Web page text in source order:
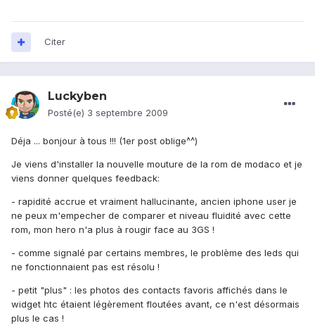
Citer
Luckyben
Posté(e) 3 septembre 2009
Déja ... bonjour à tous !!! (1er post oblige^^)
Je viens d'installer la nouvelle mouture de la rom de modaco et je
viens donner quelques feedback:
- rapidité accrue et vraiment hallucinante, ancien iphone user je
ne peux m'empecher de comparer et niveau fluidité avec cette
rom, mon hero n'a plus à rougir face au 3GS !
- comme signalé par certains membres, le problème des leds qui
ne fonctionnaient pas est résolu !
- petit "plus" : les photos des contacts favoris affichés dans le
widget htc étaient légèrement floutées avant, ce n'est désormais
plus le cas !